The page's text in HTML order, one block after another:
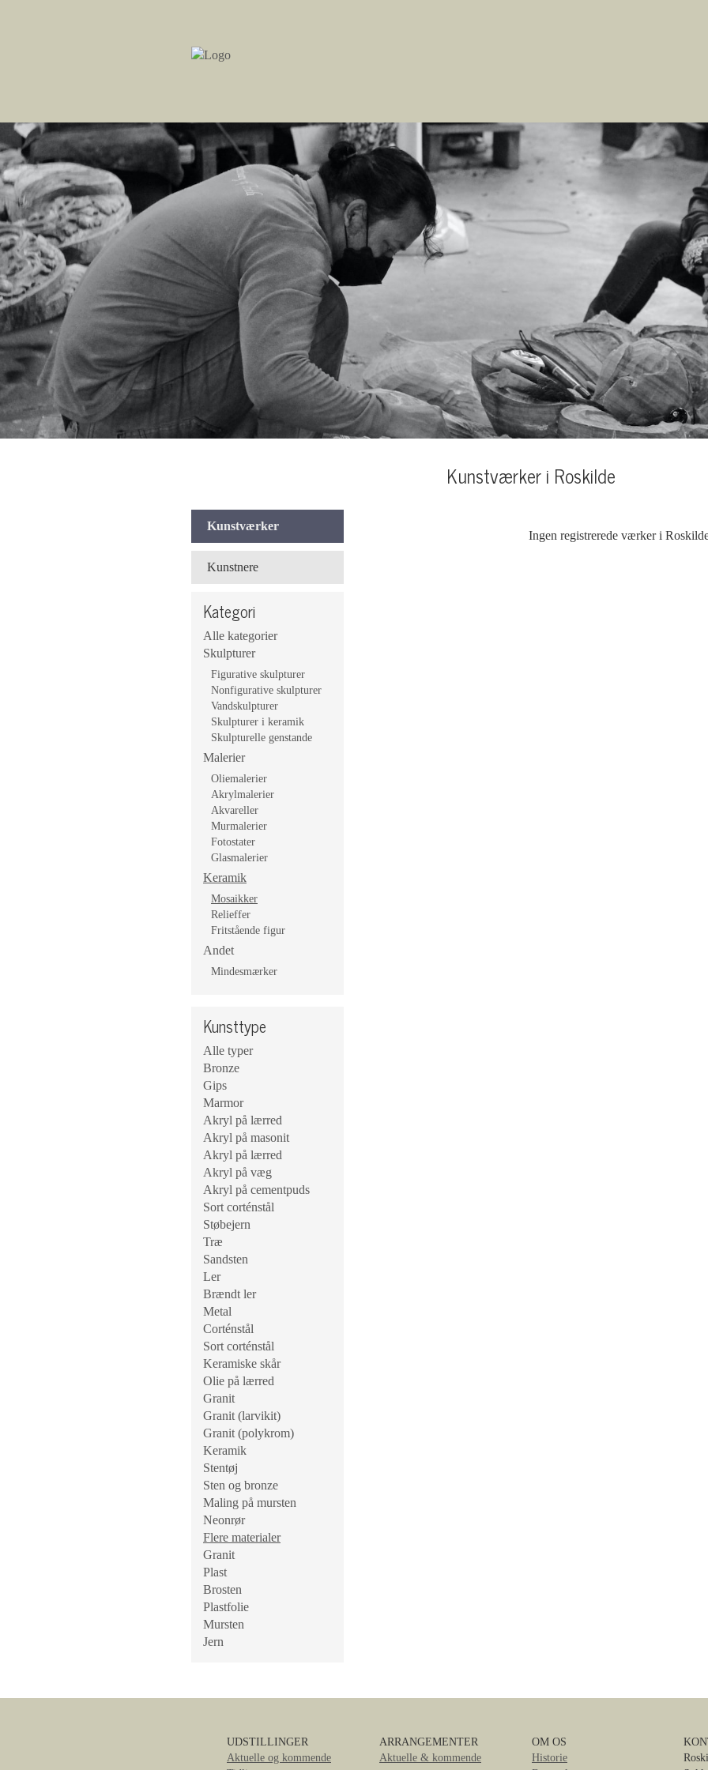
Kunstværker i Roskilde
Kunstværker
Kunstnere
Kategori
Alle kategorier
Skulpturer
Figurative skulpturer
Nonfigurative skulpturer
Vandskulpturer
Skulpturer i keramik
Skulpturelle genstande
Malerier
Oliemalerier
Akrylmalerier
Akvareller
Murmalerier
Fotostater
Glasmalerier
Keramik
Mosaikker
Relieffer
Fritstående figur
Andet
Mindesmærker
Kunsttype
Alle typer
Bronze
Gips
Marmor
Akryl på lærred
Akryl på masonit
Akryl på lærred
Akryl på væg
Akryl på cementpuds
Sort corténstål
Støbejern
Træ
Sandsten
Ler
Brændt ler
Metal
Corténstål
Sort corténstål
Keramiske skår
Olie på lærred
Granit
Granit (larvikit)
Granit (polykrom)
Keramik
Stentøj
Sten og bronze
Maling på mursten
Neonrør
Flere materialer
Granit
Plast
Brosten
Plastfolie
Mursten
Jern
Ingen registrerede værker i
UDSTILLINGER
Aktuelle og kommende
ARRANGEMENTER
Aktuelle & kommende
OM OS
Historie